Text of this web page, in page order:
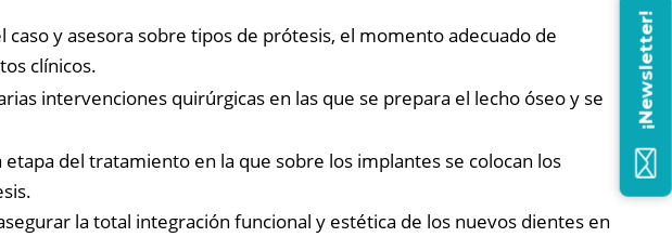
y asesora sobre tipos de prótesis, el momento adecuado de
clínicos.
intervenciones quirúrgicas en las que se prepara el lecho óseo y se
del tratamiento en la que sobre los implantes se colocan los
la total integración funcional y estética de los nuevos dientes en
¡Newsletter!